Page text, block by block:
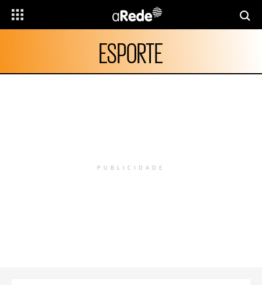
ESPORTE
PUBLICIDADE